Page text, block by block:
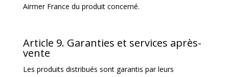
Airmer France du produit concerné.
Article 9. Garanties et services après-
vente
Les produits distribués sont garantis par leurs